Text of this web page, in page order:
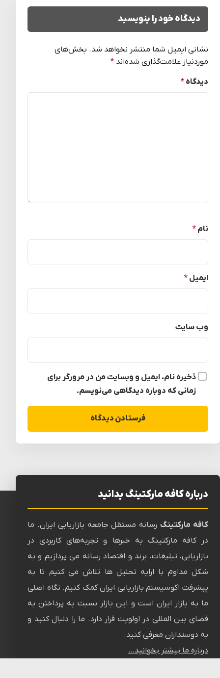
دیدگاه خود را بنویسید
نشانی ایمیل شما منتشر نخواهد شد. بخش‌های
موردنیاز علامت‌گذاری شده‌اند *
دیدگاه *
نام *
ایمیل *
وب‌ سایت
ذخیره نام، ایمیل و وبسایت من در مرورگر برای
زمانی که دوباره دیدگاهی می‌نویسم.
درباره کافه مارکتینگ بدانید
کافه مارکتینگرسانه‌ مستقل جامعه بازاریابی ایران. ما
در کافه مارکتینگ به خبرها و تجربه‌های کاربردی در
بازاریابی، تبلیغات، برند و اقتصاد رسانه می پردازیم و به
شکل مداوم با ارایه تحلیل ها تلاش می کنیم تا به
پیشرفت اکوسیستم بازاریابی ایران کمک کنیم. نگاه اصلی
ما به بازار ایران است و این بازار نسبت به پرداختن به
فضای بین المللی در اولویت قرار دارد. ما را دنبال کنید و
به دوستداران معرفی کنید.
درباره ما بیشتر بخوانید…